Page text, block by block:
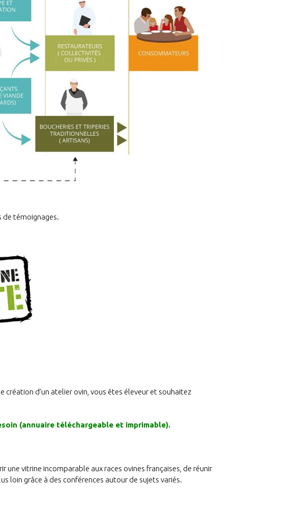
de témoignages.
d’un atelier ovin, vous êtes éleveur et souhaitez
(annuaire téléchargeable et imprimable).
une vitrine incomparable aux races ovines françaises, de réunir
loin grâce à des conférences autour de sujets variés.